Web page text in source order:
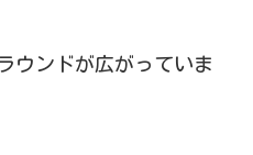
ウンドが広がっていま